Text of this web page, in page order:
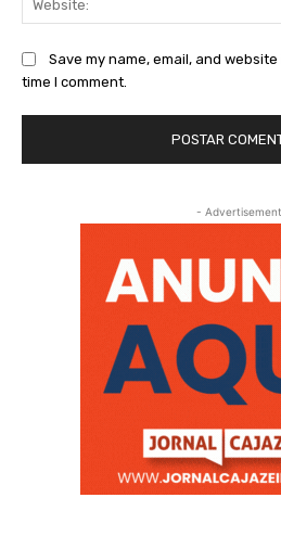
Save my name, email, and
time I comment.
-